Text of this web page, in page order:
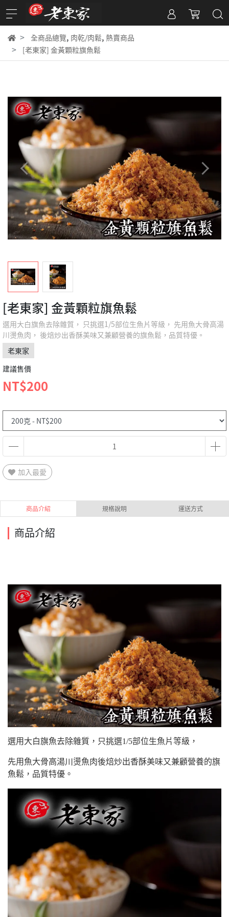
全商品總覽, 肉乾/肉鬆, 熱賣商品
[老東家] 金黃顆粒旗魚鬆
[老東家] 金黃顆粒旗魚鬆
選用大白旗魚去除雜質， 只挑選1/5部位生魚片等級， 先用魚大骨高湯
川燙魚肉， 後焙炒出香酥美味又兼顧營養的旗魚鬆，品質特優。
老東家
建議售價
NT$200
加入最愛
商品介紹 規格說明 運送方式
商品介紹
選用大白旗魚去除雜質，只挑選1/5部位生魚片等級，
先用魚大骨高湯川燙魚肉後焙炒出香酥美味又兼顧營養的旗
魚鬆，品質特優。